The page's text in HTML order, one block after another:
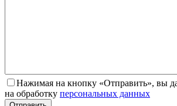
Нажимая на кнопку «Отправить», вы
на обработку персональных данных